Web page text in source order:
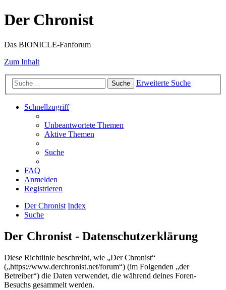
Der Chronist
Das BIONICLE-Fanforum
Zum Inhalt
Suche Erweiterte Suche
Schnellzugriff
Unbeantwortete Themen
Aktive Themen
Suche
FAQ
Anmelden
Registrieren
Der Chronist Index
Suche
Der Chronist - Datenschutzerklärung
Diese Richtlinie beschreibt, wie „Der Chronist“
(„https://www.derchronist.net/forum“) (im Folgenden „der
Betreiber“) die Daten verwendet, die während deines Foren-
Besuchs gesammelt werden.